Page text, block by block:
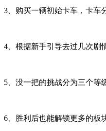
3、购买一辆初始卡车，卡车
4、根据新手引导去过几次剧
5、没一把的挑战分为三个等
6、胜利后也能解锁更多的板